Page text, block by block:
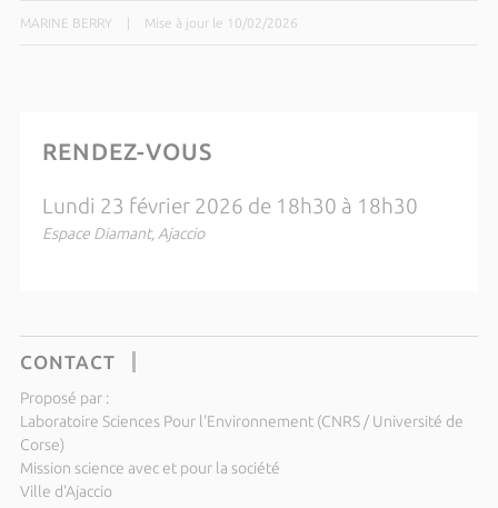
MARINE BERRY Mise à jour le 10/02/2026
RENDEZ-VOUS
Lundi 23 février 2026 de 18h30 à 18h30
Espace Diamant, Ajaccio
CONTACT
Proposé par :
Laboratoire Sciences Pour l'Environnement (CNRS / Université de
Corse)
Mission science avec et pour la société
Ville d'Ajaccio